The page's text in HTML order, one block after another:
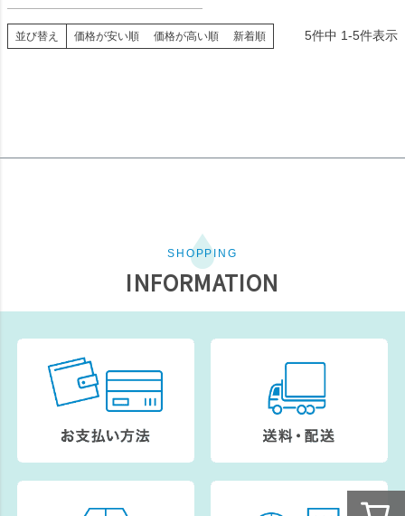
並び替え 価格が安い順 価格が高い順 新着順 5件中 1-5件表示